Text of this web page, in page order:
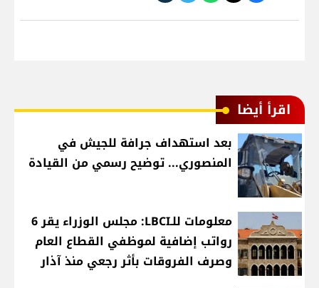
اقرأ أيضا
بعد استهداف جرافة للجيش في
المنصوري... توضيح رسمي من القيادة
معلومات للـLBCI: مجلس الوزراء يقر 6
رواتب إضافية لموظفي القطاع العام
وصرف الفروقات بأثر رجعي منذ آذار